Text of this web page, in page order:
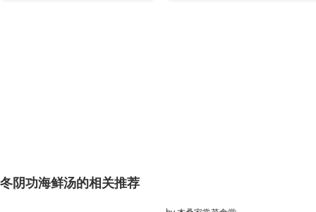
冬阴功海鲜汤的相关推荐